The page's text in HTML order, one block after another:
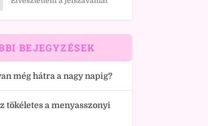
BEJEGYZÉSEK
még hátra a nagy napig?
tökéletes a menyasszonyi